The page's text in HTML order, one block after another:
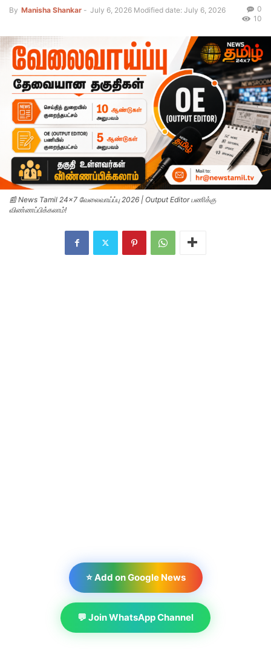
By Manisha Shankar - July 6, 2026 Modified date: July 6, 2026
0
10
📰 News Tamil 24x7 வேலைவாய்ப்பு 2026 | Output Editor பணிக்கு
விண்ணப்பிக்கலாம்!
⭐ Add on Google News
💬 Join WhatsApp Channel